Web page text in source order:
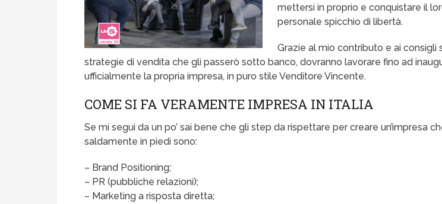
mettersi in proprio e conquistare il
personale spicchio di libertà.
Grazie al mio contributo e ai consigli
strategie di vendita che gli passerò sotto banco, dovranno lavorare fino ad
ufficialmente la propria impresa, in puro stile Venditore Vincente.
COME SI FA VERAMENTE IMPRESA IN ITALIA
Se mi segui da un po’ sai bene che gli step da rispettare per creare un’impresa
saldamente in piedi sono:
– Brand Positioning;
– PR (pubbliche relazioni);
– Marketing a risposta diretta;